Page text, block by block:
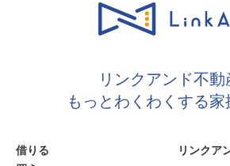
リンクアンド不
もっとわくわくする家
借りる
リンクア